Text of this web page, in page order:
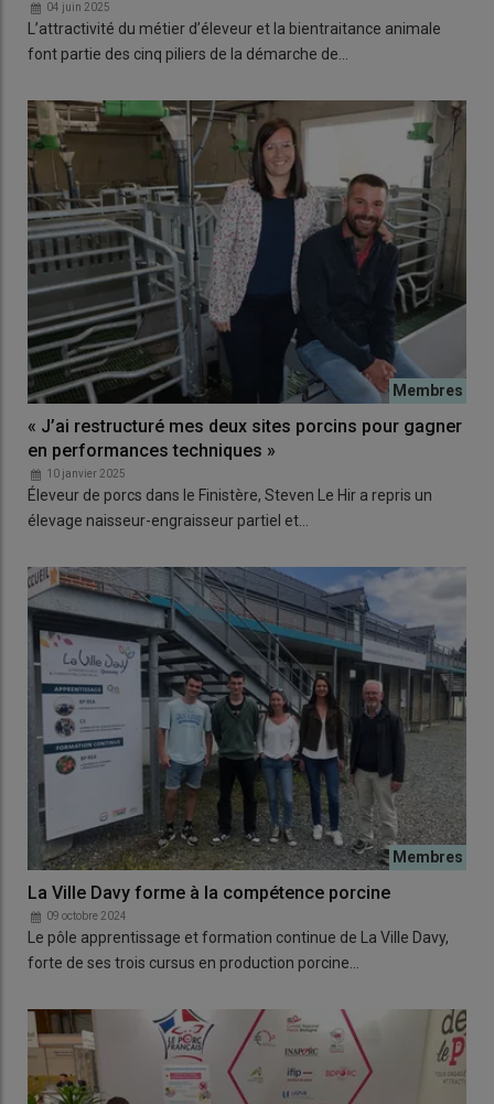
04 juin 2025
L’attractivité du métier d’éleveur et la bientraitance animale
font partie des cinq piliers de la démarche de…
« J’ai restructuré mes deux sites porcins pour gagner
en performances techniques »
10 janvier 2025
Éleveur de porcs dans le Finistère, Steven Le Hir a repris un
élevage naisseur-engraisseur partiel et…
La Ville Davy forme à la compétence porcine
09 octobre 2024
Le pôle apprentissage et formation continue de La Ville Davy,
forte de ses trois cursus en production porcine…